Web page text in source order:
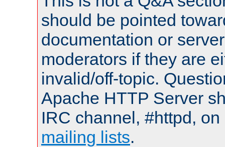
should be pointed
documentation or
moderators if they are
invalid/off-topic.
Apache HTTP Server
IRC channel, #httpd,
mailing lists.